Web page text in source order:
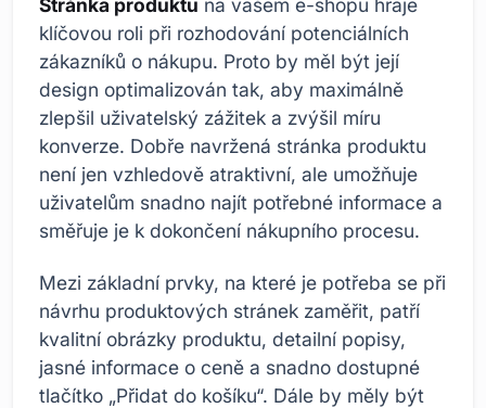
Stránka produktu na vašem e-shopu hraje
klíčovou roli při rozhodování potenciálních
zákazníků o nákupu. Proto by měl být její
design optimalizován tak, aby maximálně
zlepšil uživatelský zážitek a zvýšil míru
konverze. Dobře navržená stránka produktu
není jen vzhledově atraktivní, ale umožňuje
uživatelům snadno najít potřebné informace a
směřuje je k dokončení nákupního procesu.
Mezi základní prvky, na které je potřeba se při
návrhu produktových stránek zaměřit, patří
kvalitní obrázky produktu, detailní popisy,
jasné informace o ceně a snadno dostupné
tlačítko „Přidat do košíku“. Dále by měly být